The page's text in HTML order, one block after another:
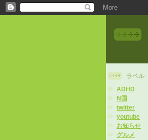
ラベル
ADHD
N国
twitter
youtube
お知らせ
グルメ